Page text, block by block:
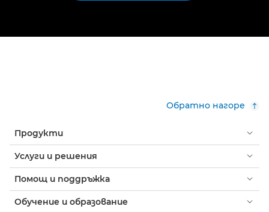
Обратно нагоре
Продукти
Услуги и решения
Помощ и поддръжка
Обучение и образование